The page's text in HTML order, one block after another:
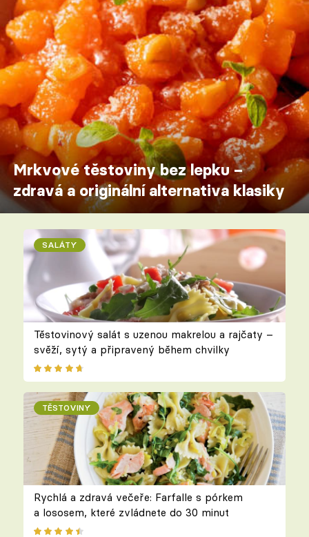
Mrkvové těstoviny bez lepku –
zdravá a originální alternativa klasiky
SALÁTY
Těstovinový salát s uzenou makrelou a rajčaty –
svěží, sytý a připravený během chvilky
TĚSTOVINY
Rychlá a zdravá večeře: Farfalle s pórkem
a lososem, které zvládnete do 30 minut